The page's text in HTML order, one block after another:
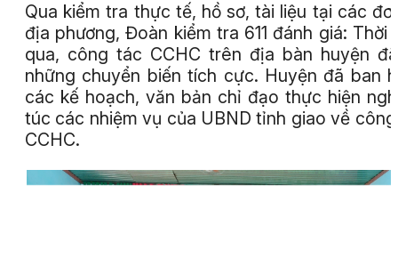
Qua kiểm tra thực tế, hồ sơ, tài liệu tại các
địa phương, Đoàn kiểm tra 611 đánh giá: Thời
qua, công tác CCHC trên địa bàn huyện
những chuyển biến tích cực. Huyện đã ban
các kế hoạch, văn bản chỉ đạo thực hiện
túc các nhiệm vụ của UBND tỉnh giao về
CCHC.